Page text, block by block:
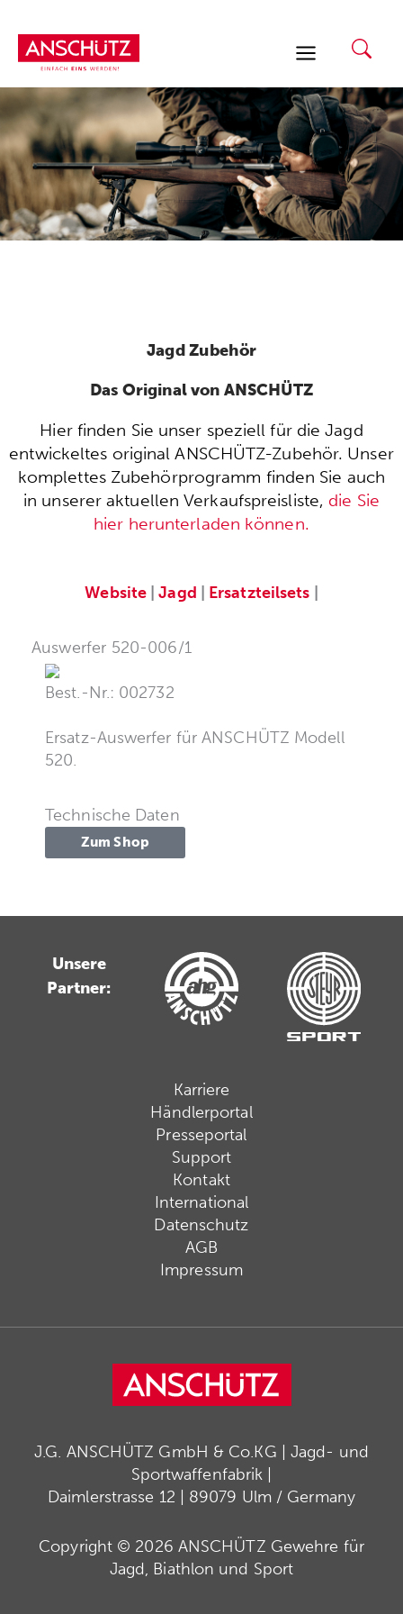
Inhalt
springen
Jagd Zubehör
Das Original von ANSCHÜTZ
Hier finden Sie unser speziell für die Jagd
entwickeltes original ANSCHÜTZ-Zubehör. Unser
komplettes Zubehörprogramm finden Sie auch
in unserer aktuellen Verkaufspreisliste, die Sie
hier herunterladen können.
Website |Jagd Ersatzteilsets
Auswerfer 520-006/1
Best.-Nr.: 002732
Ersatz-Auswerfer für ANSCHÜTZ Modell
520.
Technische Daten
Zum Shop
Unsere
Partner:
Karriere
Händlerportal
Presseportal
Support
Kontakt
International
Datenschutz
AGB
Impressum
J.G. ANSCHÜTZ GmbH & Co.KG | Jagd- und
Sportwaffenfabrik |
Daimlerstrasse 12 | 89079 Ulm / Germany
Copyright © 2026 ANSCHÜTZ Gewehre für
Jagd, Biathlon und Sport